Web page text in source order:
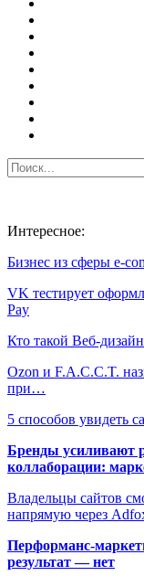
Интересное:
Бизнес из сферы e-
VK тестирует
Pay
Кто такой Веб-
Ozon и F.A.C.C.T.
при…
5 способов увидеть
Бренды усиливают
коллаборации:
Владельцы сайтов
напрямую через
Перформанс-
результат — нет